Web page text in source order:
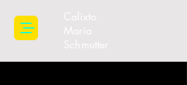
Calixto
María
Schmutter